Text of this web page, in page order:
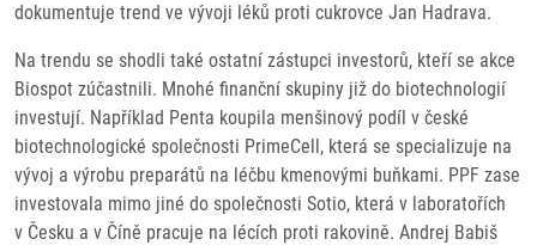
dokumentuje trend ve vývoji léků proti cukrovce Jan Hadrava.
Na trendu se shodli také ostatní zástupci investorů, kteří se akce
Biospot zúčastnili. Mnohé finanční skupiny již do biotechnologií
investují. Například Penta koupila menšinový podíl v české
biotechnologické společnosti PrimeCell, která se specializuje na
vývoj a výrobu preparátů na léčbu kmenovými buňkami. PPF zase
investovala mimo jiné do společnosti Sotio, která v laboratořích
v Česku a v Číně pracuje na lécích proti rakovině. Andrej Babiš